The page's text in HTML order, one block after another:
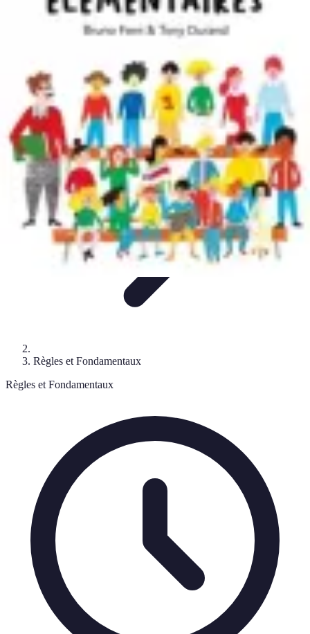
Règles Jeux Dames
Règles de Base Stratégies et Astuces
Règles Avancées
Règles Jeux Dames
Règles et Fondamentaux
Règles et Fondamentaux